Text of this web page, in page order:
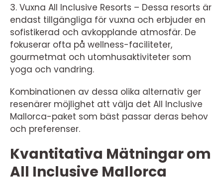
3. Vuxna All Inclusive Resorts – Dessa resorts är
endast tillgängliga för vuxna och erbjuder en
sofistikerad och avkopplande atmosfär. De
fokuserar ofta på wellness-faciliteter,
gourmetmat och utomhusaktiviteter som
yoga och vandring.
Kombinationen av dessa olika alternativ ger
resenärer möjlighet att välja det All Inclusive
Mallorca-paket som bäst passar deras behov
och preferenser.
Kvantitativa Mätningar om
All Inclusive Mallorca